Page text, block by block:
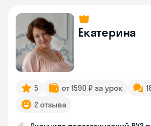
Екатерина
5 от 1590 ₽ за урок
2 отзыва